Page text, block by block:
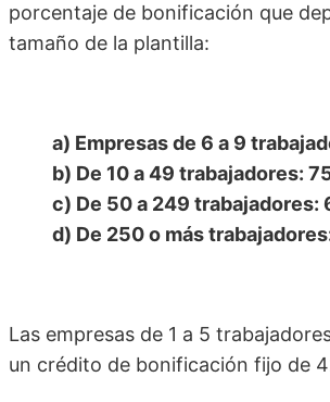
porcentaje de bonificación que
tamaño de la plantilla:
a) Empresas de 6 a 9
b) De 10 a 49 trabajadores:
c) De 50 a 249 trabajadores:
d) De 250 o más
Las empresas de 1 a 5
un crédito de bonificación fijo de